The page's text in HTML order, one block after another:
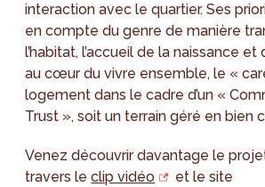
interaction avec le quartier. Ses
en compte du genre de manière
l’habitat, l’accueil de la naissance
au cœur du vivre ensemble, le «
logement dans le cadre d’un «
Trust », soit un terrain géré en bien
Venez découvrir davantage le
travers leclip vidéo
et le site